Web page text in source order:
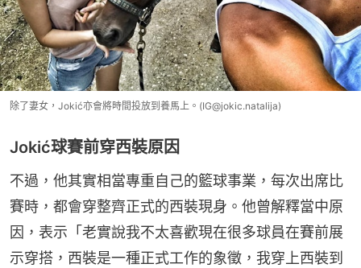
除了妻女，Jokić亦會將時間投放到養馬上。(IG@jokic.natalija)
Jokić球賽前穿西裝原因
不過，他其實相當專重自己的籃球事業，每次出席比
賽時，都會穿整齊正式的西裝現身。他曾解釋當中原
因，表示「老實說我不太喜歡現在很多球員在賽前展
示穿搭，西裝是一種正式工作的象徵，我穿上西裝到